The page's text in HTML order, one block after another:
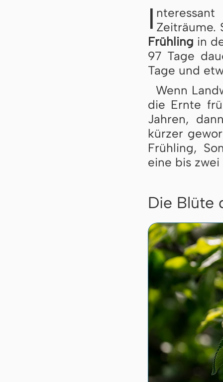
I Zeiträume.
Frühling in
97 Tage
Tage und
Wenn
die Ernte
Jahren,
kürzer
Frühling,
eine bis
Die Blüte